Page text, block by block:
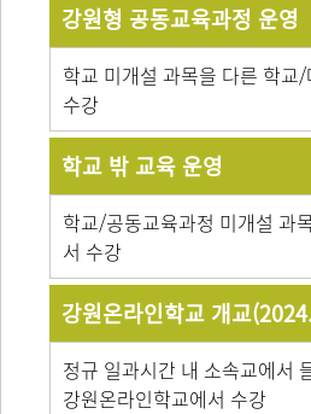
강원형 공동교육과정 운영
학교 미개설 과목을 다른 학교
수강
학교 밖 교육 운영
학교/공동교육과정 미개설 과
서 수강
강원온라인학교 개교
정규 일과시간 내 소속교에서
강원온라인학교에서 수강